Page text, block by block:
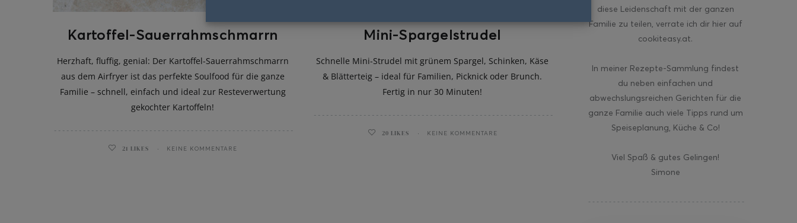
Kartoffel-Sauerrahmschmarrn
Herzhaft, fluffig, genial: Der Kartoffel-Sauerrahmschmarrn
aus dem Airfryer ist das perfekte Soulfood für die ganze
Familie – schnell, einfach und ideal zur Resteverwertung
gekochter Kartoffeln!
21 LIKES KEINE KOMMENTARE
Mini-Spargelstrudel
Schnelle Mini-Strudel mit grünem Spargel, Schinken, Käse
& Blätterteig – ideal für Familien, Picknick oder Brunch.
Fertig in nur 30 Minuten!
20 LIKES KEINE KOMMENTARE
diese Leidenschaft mit der ganzen
Familie zu teilen, verrate ich dir hier auf
cookiteasy.at.
In meiner Rezepte-Sammlung findest
du neben einfachen und
abwechslungsreichen Gerichten für die
ganze Familie auch viele Tipps rund um
Speiseplanung, Küche & Co!
Viel Spaß & gutes Gelingen!
Simone